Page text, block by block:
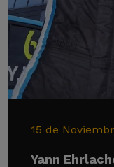
15 de
Yann